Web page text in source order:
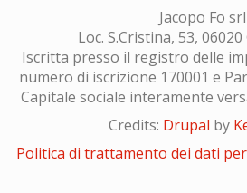
Jacopo Fo srl
Loc. S.Cristina, 53,
Iscritta presso il registro delle
numero di iscrizione 170001 e
Capitale sociale interamente
Credits: Drupal by
Politica di trattamento dei dati